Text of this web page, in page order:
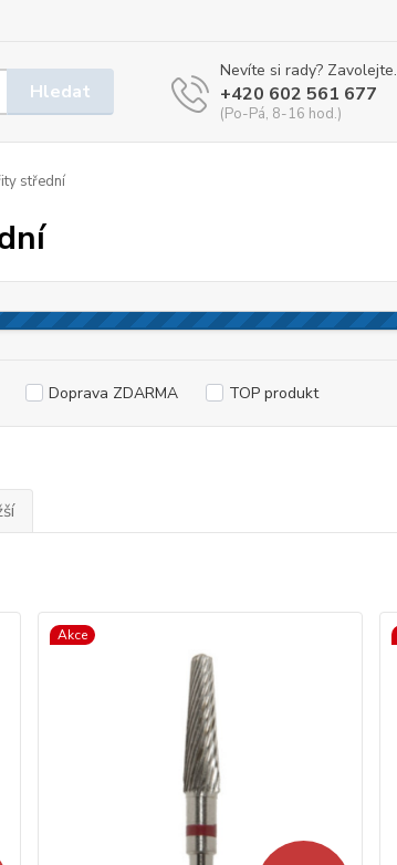
Hledat
Nevíte si rady? Zavolejte.
+420 602 561 677
(Po-Pá, 8-16 hod.)
střední
Doprava ZDARMA TOP produkt
Akce